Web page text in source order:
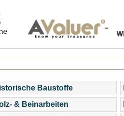
Baustoffe
& Beinarbeiten